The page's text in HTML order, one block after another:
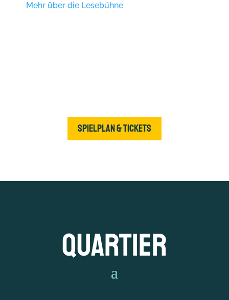
Mehr über die Lesebühne
Spielplan & Tickets
Quartier